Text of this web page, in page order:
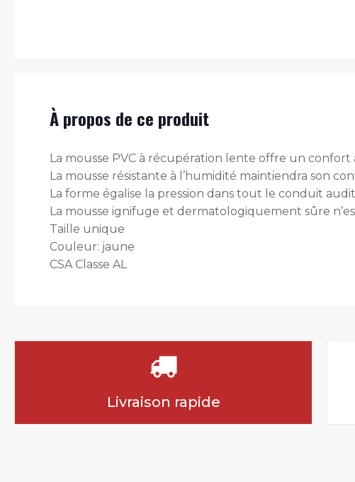
À propos de ce produit
La mousse PVC à récupération lente offre un confort
La mousse résistante à l’humidité maintiendra son
La forme égalise la pression dans tout le conduit
La mousse ignifuge et dermatologiquement sûre
Taille unique
Couleur: jaune
CSA Classe AL
Livraison rapide